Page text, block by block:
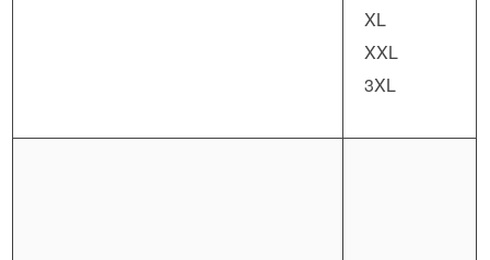
XL
XXL
3XL